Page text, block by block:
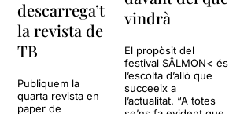
descarrega’t
la revista de
TB
Publiquem la
quarta revista en
paper de
vindrà
El propòsit del
festival SÂLMON< és
l’escolta d’allò que
succeeix a
l’actualitat. “A totes